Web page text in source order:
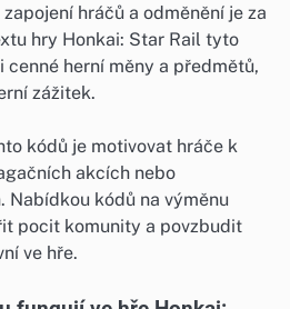
hráčů a odměnění je za
hry Honkai: Star Rail tyto
herní měny a předmětů,
zážitek.
kódů je motivovat hráče k
akcích nebo
kódů na výměnu
pocit komunity a povzbudit
ve hře.